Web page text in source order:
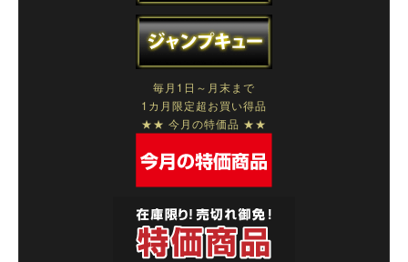
毎月1日～月末まで
1カ月限定超お買い得品
★★ 今月の特価品 ★★